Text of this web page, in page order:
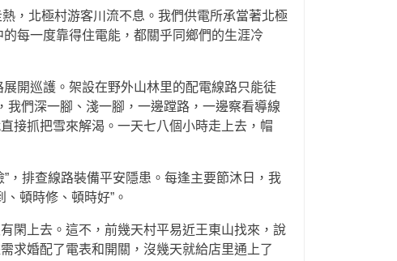
，北極村游客川流不息。我們供電所承當著北極
每一度靠得住電能，都關乎同鄉們的生涯冷
展開巡護。架設在野外山林里的配電線路只能徒
們深一腳、淺一腳，一邊蹚路，一邊察看導線
接抓把雪來解渴。一天七八個小時走上去，帽
，排查線路裝備平安隱患。每逢主要節沐日，我
、頓時修、頓時好”。
閑上去。這不，前幾天村平易近王東山找來，說
求婚配了電表和開關，沒幾天就給店里通上了